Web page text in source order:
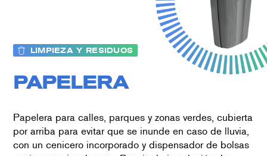
LIMPIEZA Y RESIDUOS
PAPELERA
Papelera para calles, parques y zonas verdes, cubierta
por arriba para evitar que se inunde en caso de lluvia,
con un cenicero incorporado y dispensador de bolsas